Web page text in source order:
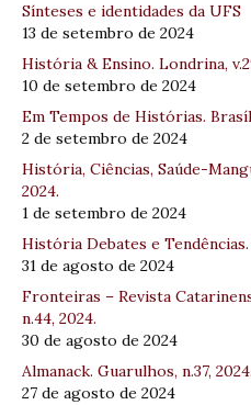
Sínteses e identidades da UFS
13 de setembro de 2024
História & Ensino. Londrina,
10 de setembro de 2024
Em Tempos de Histórias.
2 de setembro de 2024
História, Ciências, Saúde-
2024.
1 de setembro de 2024
História Debates e Tendências.
31 de agosto de 2024
Fronteiras – Revista
n.44, 2024.
30 de agosto de 2024
Almanack. Guarulhos, n.37, 2024.
27 de agosto de 2024